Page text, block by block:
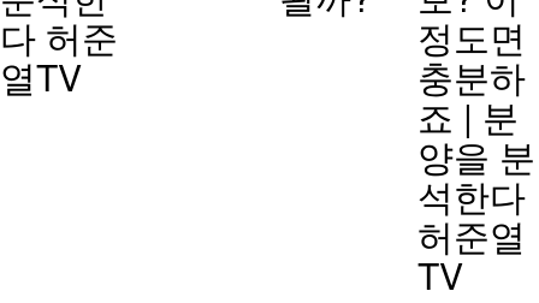
다 허준
열TV
정도면
충분하
죠 | 분
양을 분
석한다
허준열
TV